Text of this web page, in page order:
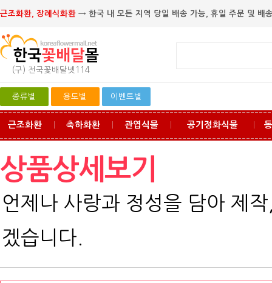
근조화환, 장례식화환 → 한국 내 모든 지역 당일 배송 가능, 휴일 주문 및 배
(구) 전국꽃배달넷114
종류별 용도별 이벤트별
근조화환 축하화환 관엽식물 공기정화식물
상품상세보기
언제나 사랑과 정성을 담아 제
겠습니다.